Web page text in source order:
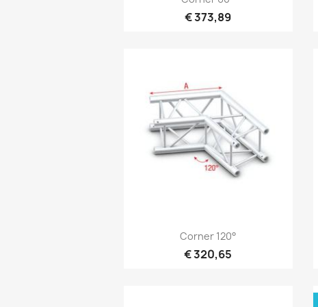
€ 373,89
Snel bekijken
Corner 120°
€ 320,65